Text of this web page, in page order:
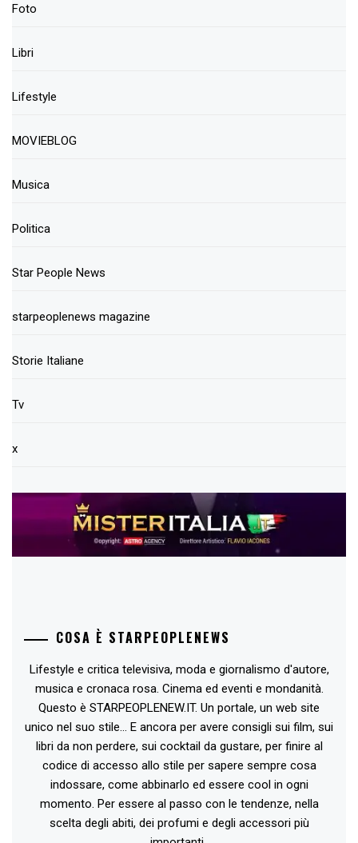
Foto
Libri
Lifestyle
MOVIEBLOG
Musica
Politica
Star People News
starpeoplenews magazine
Storie Italiane
Tv
x
COSA È STARPEOPLENEWS
Lifestyle e critica televisiva, moda e giornalismo d'autore,
musica e cronaca rosa. Cinema ed eventi e mondanità.
Questo è STARPEOPLENEW.IT. Un portale, un web site
unico nel suo stile... E ancora per avere consigli sui film, sui
libri da non perdere, sui cocktail da gustare, per finire al
codice di accesso allo stile per sapere sempre cosa
indossare, come abbinarlo ed essere cool in ogni
momento. Per essere al passo con le tendenze, nella
scelta degli abiti, dei profumi e degli accessori più